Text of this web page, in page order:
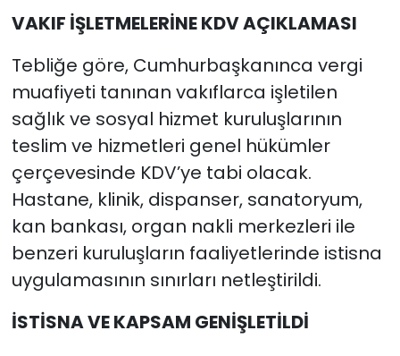
VAKIF İŞLETMELERİNE KDV AÇIKLAMASI
Tebliğe göre, Cumhurbaşkanınca vergi
muafiyeti tanınan vakıflarca işletilen
sağlık ve sosyal hizmet kuruluşlarının
teslim ve hizmetleri genel hükümler
çerçevesinde KDV’ye tabi olacak.
Hastane, klinik, dispanser, sanatoryum,
kan bankası, organ nakli merkezleri ile
benzeri kuruluşların faaliyetlerinde istisna
uygulamasının sınırları netleştirildi.
İSTİSNA VE KAPSAM GENİŞLETİLDİ